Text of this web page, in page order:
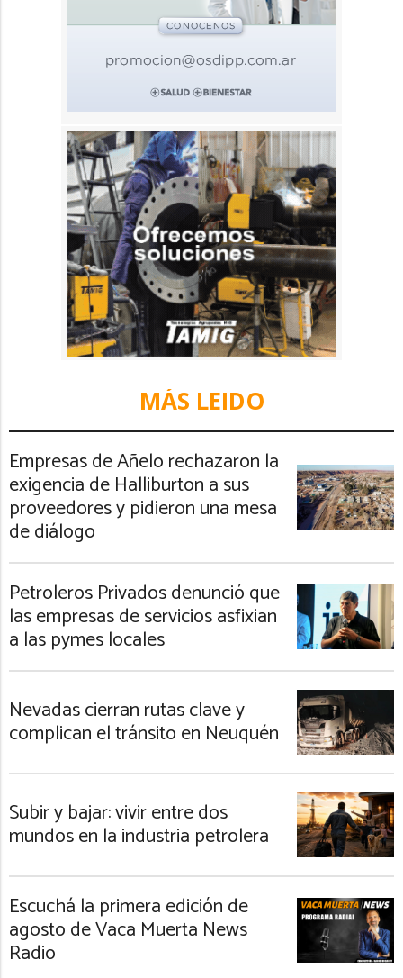
MÁS LEIDO
Empresas de Añelo rechazaron la
exigencia de Halliburton a sus
proveedores y pidieron una mesa
de diálogo
Petroleros Privados denunció que
las empresas de servicios asfixian
a las pymes locales
Nevadas cierran rutas clave y
complican el tránsito en Neuquén
Subir y bajar: vivir entre dos
mundos en la industria petrolera
Escuchá la primera edición de
agosto de Vaca Muerta News
Radio